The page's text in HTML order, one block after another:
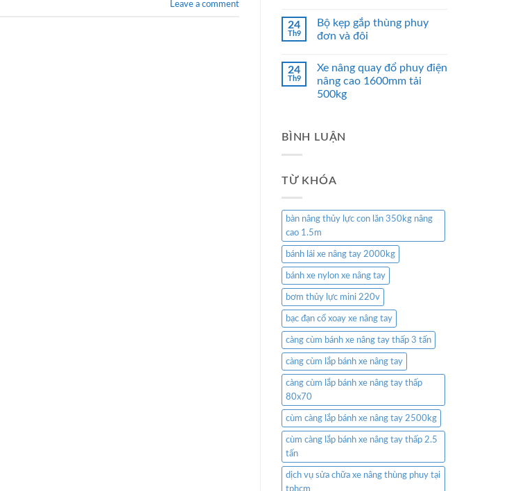
Leave a comment
24
Th9
Bộ kẹp gắp thùng phuy
đơn và đôi
24
Th9
Xe nâng quay đổ phuy điện
nâng cao 1600mm tải
500kg
BÌNH LUẬN
TỪ KHÓA
bàn nâng thủy lực con lăn 350kg nâng
cao 1.5m
bánh lái xe nâng tay 2000kg
bánh xe nylon xe nâng tay
bơm thủy lực mini 220v
bạc đạn cổ xoay xe nâng tay
càng cùm bánh xe nâng tay thấp 3 tấn
càng cùm lắp bánh xe nâng tay
càng cùm lắp bánh xe nâng tay thấp
80x70
cùm càng lắp bánh xe nâng tay 2500kg
cùm càng lắp bánh xe nâng tay thấp 2.5
tấn
dịch vụ sửa chữa xe nâng thùng phuy tại
tphcm